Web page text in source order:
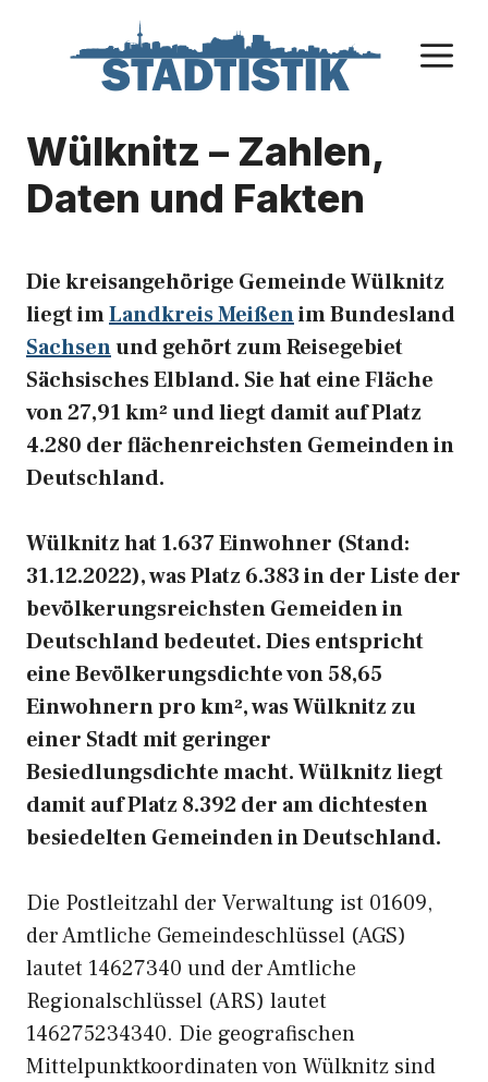
Wülknitz – Zahlen,
Daten und Fakten
Die kreisangehörige Gemeinde Wülknitz
liegt imLandkreis Meißenim Bundesland
Sachsenund gehört zum Reisegebiet
Sächsisches Elbland. Sie hat eine Fläche
von 27,91 km² und liegt damit auf Platz
4.280 der flächenreichsten Gemeinden in
Deutschland.
Wülknitz hat 1.637 Einwohner (Stand:
31.12.2022), was Platz 6.383 in der Liste der
bevölkerungsreichsten Gemeiden in
Deutschland bedeutet. Dies entspricht
eine Bevölkerungsdichte von 58,65
Einwohnern pro km², was Wülknitz zu
einer Stadt mit geringer
Besiedlungsdichte macht. Wülknitz liegt
damit auf Platz 8.392 der am dichtesten
besiedelten Gemeinden in Deutschland.
Die Postleitzahl der Verwaltung ist 01609,
der Amtliche Gemeindeschlüssel (AGS)
lautet 14627340 und der Amtliche
Regionalschlüssel (ARS) lautet
146275234340. Die geografischen
Mittelpunktkoordinaten von Wülknitz sind